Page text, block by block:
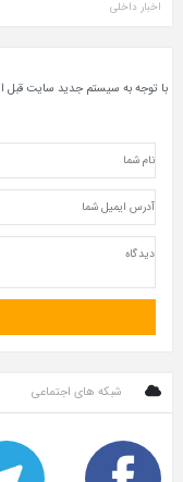
اخبار داخلی
با توجه به سیستم جدید سایت قبل
شبکه های اجتماعی